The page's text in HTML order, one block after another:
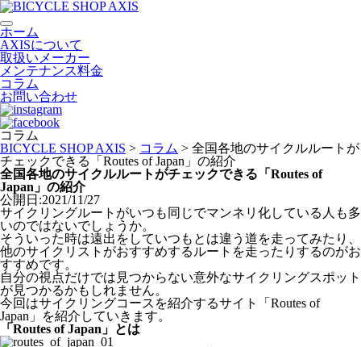
ホーム
AXISについて
取扱いメーカー
メンテナンス料金
コラム
お問い合わせ
コラム
BICYCLE SHOP AXIS > コラム > 全国各地のサイクルルートが
チェックできる「Routes of Japan」の紹介
全国各地のサイクルルートがチェックできる「Routes of
Japan」の紹介
公開日:2021/11/27
サイクリングルートがいつも同じでマンネリ化している人も多
いのではないでしょうか。
そういった時は遠出をしていつもとは違う道を走ってみたり、
他のサイクリストがおすすめするルートを走ったりするのがお
すすめです。
自分の視点だけでは見つからない意外なサイクリングスポット
が見つかるかもしれません。
今回はサイクリングコースを紹介するサイト「Routes of
Japan」を紹介していきます。
「Routes of Japan」とは